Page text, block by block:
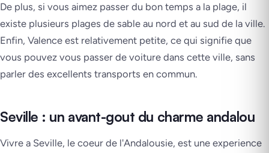
De plus, si vous aimez passer du bon temps a la plage, il
existe plusieurs plages de sable au nord et au sud de la ville.
Enfin, Valence est relativement petite, ce qui signifie que
vous pouvez vous passer de voiture dans cette ville, sans
parler des excellents transports en commun.
Seville : un avant-gout du charme andalou
Vivre a Seville, le coeur de l'Andalousie, est une experience